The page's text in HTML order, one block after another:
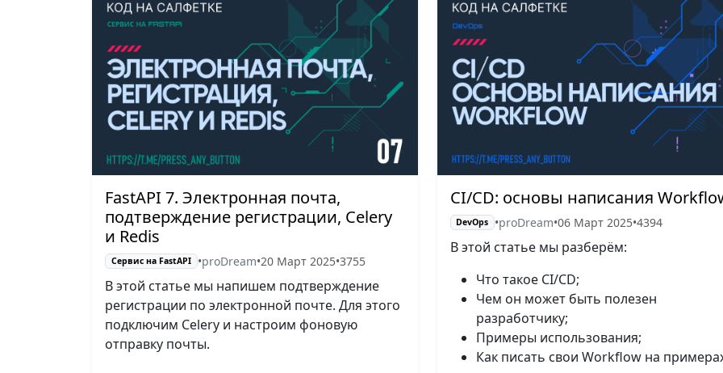
FastAPI 7. Электронная почта,
подтверждение регистрации, Celery
и Redis
Сервис на FastAPI •proDream•20 Март 2025•3755
В этой статье мы напишем подтверждение
регистрации по электронной почте. Для этого
подключим Celery и настроим фоновую
отправку почты.
CI/CD: основы написания
DevOps •proDream•06 Март 2025•4394
В этой статье мы разберём:
Что такое CI/CD;
Чем он может быть полезен
разработчику;
Примеры использования;
Как писать свои Workflow на